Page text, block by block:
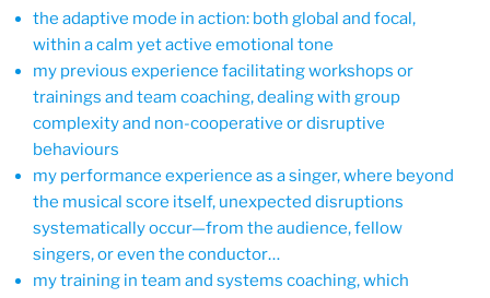
the adaptive mode in action: both global and focal,
within a calm yet active emotional tone
my previous experience facilitating workshops or
trainings and team coaching, dealing with group
complexity and non-cooperative or disruptive
behaviours
my performance experience as a singer, where beyond
the musical score itself, unexpected disruptions
systematically occur—from the audience, fellow
singers, or even the conductor…
my training in team and systems coaching, which